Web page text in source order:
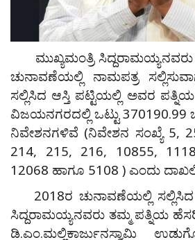
ಮುಖ್ಯಮಂತ್ರಿ ಸಿದ್ದರಾಮಯ್ಯನವರು
ಚುನಾವಣೆಯಲ್ಲಿ ನಾಮಪತ್ರ
ಸಲ್ಲಿಸಿದ ಆಸ್ತಿ ಪಟ್ಟಿಯಲ್ಲಿ ಅವರ
ವಿಜಯನಗರದಲ್ಲಿ ಒಟ್ಟು 370190.99
ನಿವೇಶನಗಳಿವೆ (ನಿವೇಶನ ಸಂಖ್ಯೆ 5,
214, 215, 216, 10855,
12068 ಹಾಗೂ 5108 ) ಎಂದು
2018ರ ಚುನಾವಣೆಯಲ್ಲಿ
ಸಿದ್ದರಾಮಯ್ಯನವರು ತಮ್ಮ ಪತ್ನಿಯ
ಡಿ.ಎಂ.ಮಲ್ಲಿಕಾರ್ಜುನಸ್ವಾಮಿ